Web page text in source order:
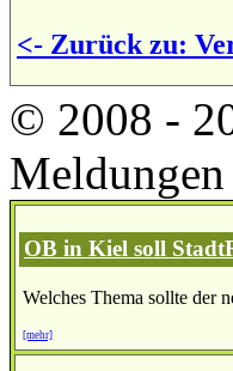
<- Zurück zu:
© 2008 -
Meldungen
OB in Kiel soll
Welches Thema sollte der
[mehr]